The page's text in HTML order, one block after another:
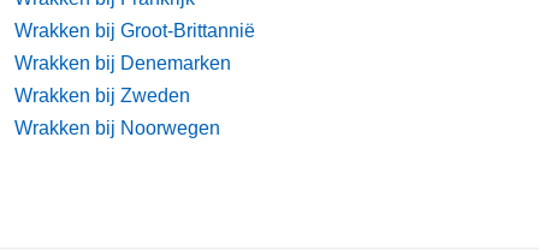
Wrakken bij Groot-Brittannië
Wrakken bij Denemarken
Wrakken bij Zweden
Wrakken bij Noorwegen